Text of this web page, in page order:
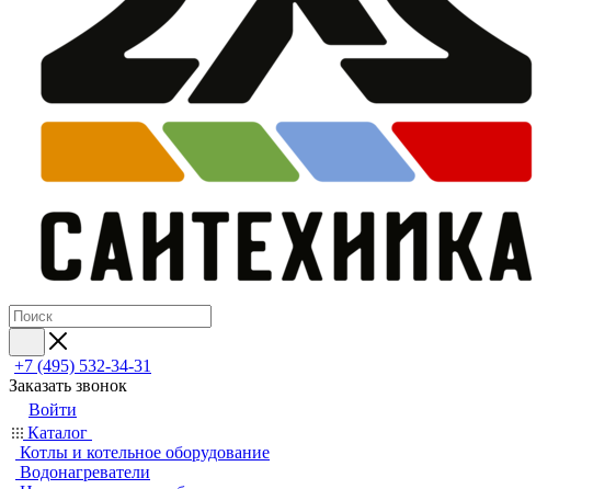
+7 (495) 532‑34‑31
Заказать звонок
Войти
Каталог
Котлы и котельное оборудование
Водонагреватели